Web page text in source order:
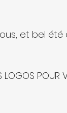
et bel été
LOGOS POUR